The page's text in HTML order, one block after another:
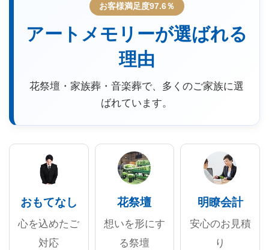
お客様満足度97.6％
アートメモリーが選ばれる
理由
花祭壇・家族葬・音楽葬で、多くのご家族に選
ばれています。
おもてなし
心を込めたご
対応
花祭壇
想いを形にす
る祭壇
明瞭会計
安心のお見積
り